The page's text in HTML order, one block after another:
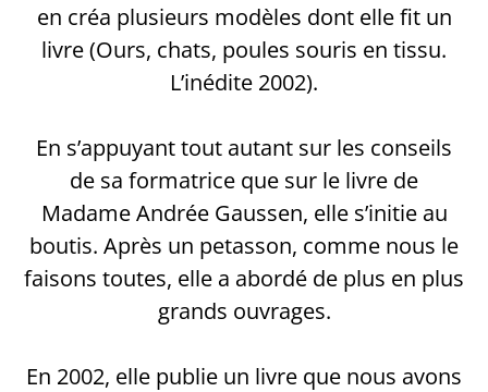
en créa plusieurs modèles dont elle fit un
livre (Ours, chats, poules souris en tissu.
L’inédite 2002).
En s’appuyant tout autant sur les conseils
de sa formatrice que sur le livre de
Madame Andrée Gaussen, elle s’initie au
boutis. Après un petasson, comme nous le
faisons toutes, elle a abordé de plus en plus
grands ouvrages.
En 2002, elle publie un livre que nous avons